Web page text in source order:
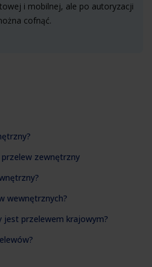
i mobilnej, ale po autoryzacji
cofnąć.
zewnętrzny
wewnętrznych?
jest przelewem krajowym?